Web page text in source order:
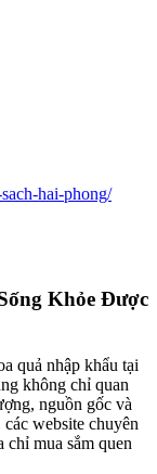
hai-phong/
Khỏe Được
quả nhập khẩu tại
không chỉ quan
nguồn gốc và
website chuyên
chỉ mua sắm quen